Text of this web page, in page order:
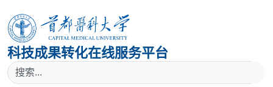
科技成果转化在线服务平台